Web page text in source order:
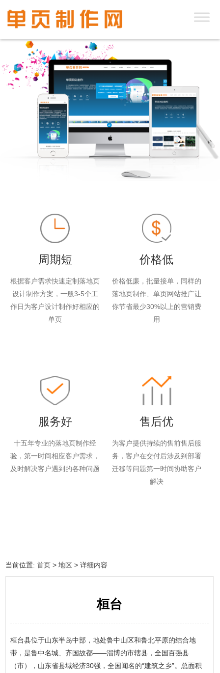
周期短
根据客户需求快速定制落地页
设计制作方案，一般3-5个工
作日为客户设计制作好相应的
单页
价格低
价格低廉，批量接单，同样的
落地页制作、单页网站推广让
你节省最少30%以上的营销费
用
服务好
十五年专业的落地页制作经
验，第一时间相应客户需求，
及时解决客户遇到的各种问题
售后优
为客户提供持续的售前售后服
务，客户在交付后涉及到部署
迁移等问题第一时间协助客户
解决
当前位置:首页 >地区 > 详细内容
桓台
桓台县位于山东半岛中部，地处鲁中山区和鲁北平原的结合地
带，是鲁中名城、齐国故都——淄博的市辖县，全国百强县
（市），山东省县域经济30强，全国闻名的“建筑之乡”。总面积